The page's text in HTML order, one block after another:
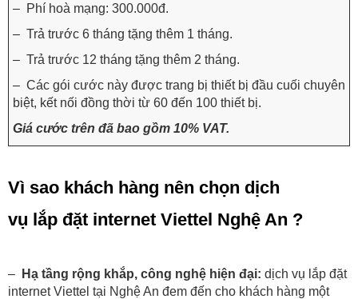
– Phí hoà mạng: 300.000đ.
– Trả trước 6 tháng tặng thêm 1 tháng.
– Trả trước 12 tháng tặng thêm 2 tháng.
– Các gói cước này được trang bị thiết bị đầu cuối chuyên
biệt, kết nối đồng thời từ 60 đến 100 thiết bị.
Giá cước trên đã bao gồm 10% VAT.
Vì sao khách hàng nên chọn dịch
vụ lắp đặt internet Viettel Nghệ An ?
– Hạ tầng rộng khắp, công nghệ hiện đại: dịch vụ lắp đặt
internet Viettel tại Nghệ An đem đến cho khách hàng một